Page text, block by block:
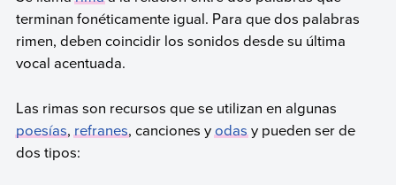
terminan fonéticamente igual. Para que dos palabras
rimen, deben coincidir los sonidos desde su última
vocal acentuada.
Las rimas son recursos que se utilizan en algunas
poesías,refranes, canciones yodasy pueden ser de
dos tipos: